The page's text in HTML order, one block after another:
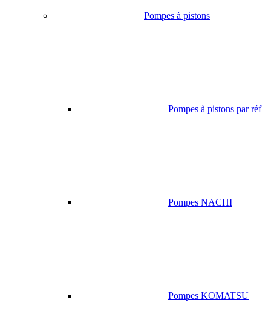
Pompes à pistons
Pompes à pistons par réf
Pompes NACHI
Pompes KOMATSU